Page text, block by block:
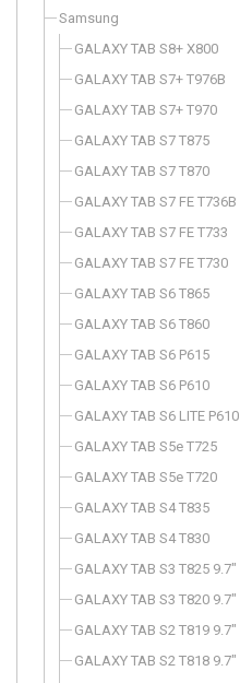
Samsung
GALAXY TAB S8+ X800
GALAXY TAB S7+ T976B
GALAXY TAB S7+ T970
GALAXY TAB S7 T875
GALAXY TAB S7 T870
GALAXY TAB S7 FE T736B
GALAXY TAB S7 FE T733
GALAXY TAB S7 FE T730
GALAXY TAB S6 T865
GALAXY TAB S6 T860
GALAXY TAB S6 P615
GALAXY TAB S6 P610
GALAXY TAB S6 LITE P610
GALAXY TAB S5e T725
GALAXY TAB S5e T720
GALAXY TAB S4 T835
GALAXY TAB S4 T830
GALAXY TAB S3 T825 9.7"
GALAXY TAB S3 T820 9.7"
GALAXY TAB S2 T819 9.7"
GALAXY TAB S2 T818 9.7"